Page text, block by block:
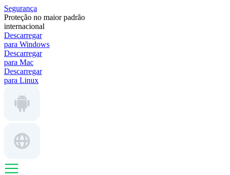
Segurança
Proteção no maior padrão
internacional
Descarregar
para Windows
Descarregar
para Mac
Descarregar
para Linux